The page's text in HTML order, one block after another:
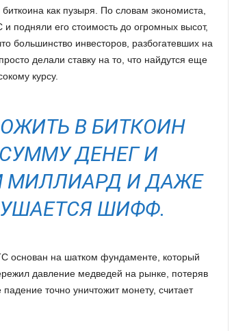
как пузыря. По словам экономиста,
подняли его стоимость до огромных высот,
большинство инвесторов, разбогатевших на
делали ставку на то, что найдутся еще
курсу.
В БИТКОИН
ДЕНЕГ И
МИЛЛИАРД И ДАЖЕ
ШИФФ.
основан на шатком фундаменте, который
давление медведей на рынке, потеряв
точно уничтожит монету, считает